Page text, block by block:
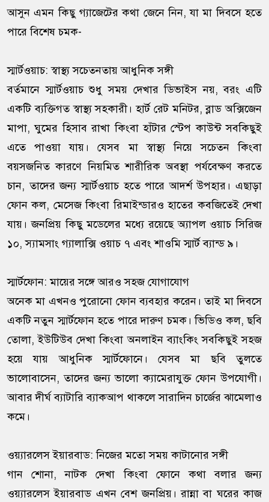
আসুন এমন কিছু গ্যাজেটের কথা জেনে নিন, যা মা দিবসে হতে
পারে বিশেষ চমক-
স্মার্টওয়াচ: স্বাস্থ্য সচেতনতায় আধুনিক সঙ্গী
বর্তমানে স্মার্টওয়াচ শুধু সময় দেখার ডিভাইস নয়, বরং এটি
একটি ব্যক্তিগত স্বাস্থ্য সহকারী। হার্ট রেট মনিটর, ব্লাড অক্সিজেন
মাপা, ঘুমের হিসাব রাখা কিংবা হাঁটার স্টেপ কাউন্ট সবকিছুই
এতে পাওয়া যায়। যেসব মা স্বাস্থ্য নিয়ে সচেতন কিংবা
বয়সজনিত কারণে নিয়মিত শারীরিক অবস্থা পর্যবেক্ষণ করতে
চান, তাদের জন্য স্মার্টওয়াচ হতে পারে আদর্শ উপহার। এছাড়া
ফোন কল, মেসেজ কিংবা রিমাইন্ডারও হাতের কবজিতেই দেখা
যায়। জনপ্রিয় কিছু মডেলের মধ্যে রয়েছে অ্যাপল ওয়াচ সিরিজ
১০, স্যামসাং গ্যালাক্সি ওয়াচ ৭ এবং শাওমি স্মার্ট ব্যান্ড ৯।
স্মার্টফোন: মায়ের সঙ্গে আরও সহজ যোগাযোগ
অনেক মা এখনও পুরোনো ফোন ব্যবহার করেন। তাই মা দিবসে
একটি নতুন স্মার্টফোন হতে পারে দারুণ চমক। ভিডিও কল, ছবি
তোলা, ইউটিউব দেখা কিংবা অনলাইন ব্যাংকিং সবকিছুই সহজ
হয়ে যায় আধুনিক স্মার্টফোনে। যেসব মা ছবি তুলতে
ভালোবাসেন, তাদের জন্য ভালো ক্যামেরাযুক্ত ফোন উপযোগী।
আবার দীর্ঘ ব্যাটারি ব্যাকআপ থাকলে সারাদিন চার্জের ঝামেলাও
কমে।
ওয়্যারলেস ইয়ারবাড: নিজের মতো সময় কাটানোর সঙ্গী
গান শোনা, নাটক দেখা কিংবা ফোনে কথা বলার জন্য
ওয়্যারলেস ইয়ারবাড এখন বেশ জনপ্রিয়। রান্না বা ঘরের কাজ